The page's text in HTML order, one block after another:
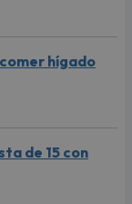
hígado
de 15 con